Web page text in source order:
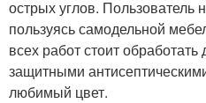
острых углов. Пользователь
пользуясь самодельной
всех работ стоит
защитными
любимый цвет.